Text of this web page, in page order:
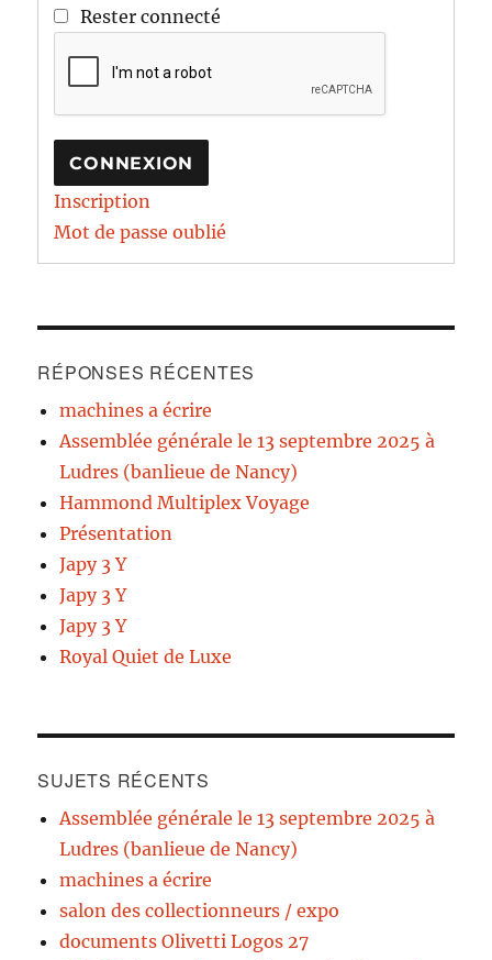
Rester connecté
CONNEXION
Inscription
Mot de passe oublié
RÉPONSES RÉCENTES
machines a écrire
Assemblée générale le 13 septembre 2025 à
Ludres (banlieue de Nancy)
Hammond Multiplex Voyage
Présentation
Japy 3 Y
Japy 3 Y
Japy 3 Y
Royal Quiet de Luxe
SUJETS RÉCENTS
Assemblée générale le 13 septembre 2025 à
Ludres (banlieue de Nancy)
machines a écrire
salon des collectionneurs / expo
documents Olivetti Logos 27